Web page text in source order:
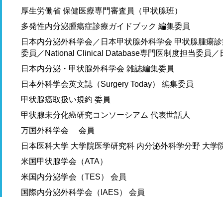
厚生労働省 保健医療専門審査員（甲状腺班）
多発性内分泌腫瘍症診療ガイドブック 編集委員
日本内分泌外科学会／日本甲状腺外科学会 甲状腺腫瘍
委員／National Clinical Database専門医制度担当委員
日本内分泌・甲状腺外科学会 雑誌編集委員
日本外科学会英文誌（Surgery Today） 編集委員
甲状腺癌取扱い規約 委員
甲状腺未分化癌研究コンソーシアム 代表世話人
万国外科学会 会員
日本医科大学 大学院医学研究科 内分泌外科学分野 大学
米国甲状腺学会（ATA）
米国内分泌学会（TES） 会員
国際内分泌外科学会（IAES） 会員